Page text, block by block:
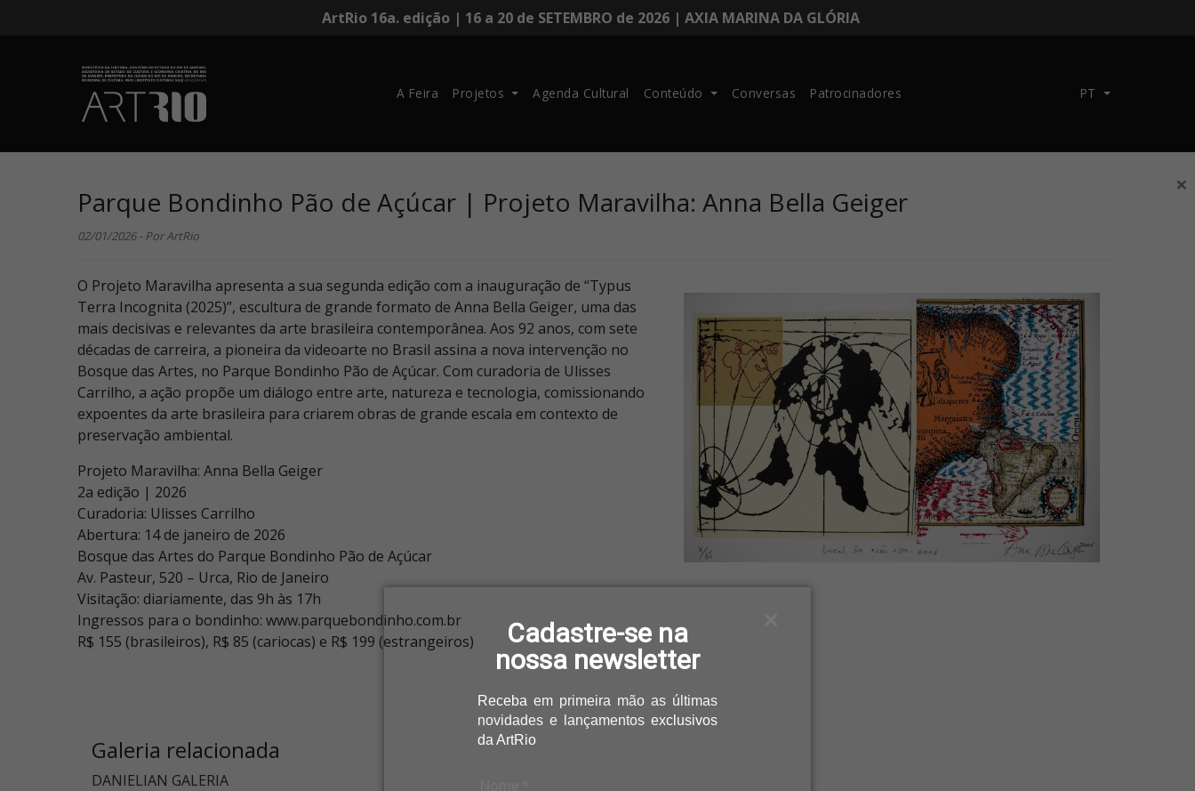
Cadastre-se na
nossa newsletter
Receba em primeira mão as últimas
novidades e lançamentos exclusivos
da ArtRio
ArtRio 16a. edição | 16 a 20 de SETEMBRO de 2026 | AXIA MARINA DA GLÓRIA
A Feira Projetos Agenda Cultural Conteúdo Conversas Patrocinadores PT
×
Parque Bondinho Pão de Açúcar | Projeto Maravilha: Anna Bella Geiger
02/01/2026 - Por ArtRio
O Projeto Maravilha apresenta a sua segunda edição com a inauguração de “Typus
Terra Incognita (2025)”, escultura de grande formato de Anna Bella Geiger, uma das
mais decisivas e relevantes da arte brasileira contemporânea. Aos 92 anos, com sete
décadas de carreira, a pioneira da videoarte no Brasil assina a nova intervenção no
Bosque das Artes, no Parque Bondinho Pão de Açúcar. Com curadoria de Ulisses
Carrilho, a ação propõe um diálogo entre arte, natureza e tecnologia, comissionando
expoentes da arte brasileira para criarem obras de grande escala em contexto de
preservação ambiental.
Projeto Maravilha: Anna Bella Geiger
2a edição | 2026
Curadoria: Ulisses Carrilho
Abertura: 14 de janeiro de 2026
Bosque das Artes do Parque Bondinho Pão de Açúcar
Av. Pasteur, 520 – Urca, Rio de Janeiro
Visitação: diariamente, das 9h às 17h
Ingressos para o bondinho: www.parquebondinho.com.br
R$ 155 (brasileiros), R$ 85 (cariocas) e R$ 199 (estrangeiros)
Galeria relacionada
DANIELIAN GALERIA